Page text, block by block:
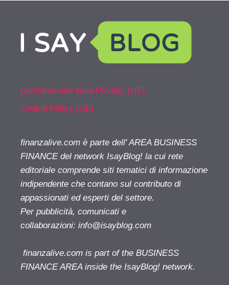
Dichiarazione sulla Privacy (UE)
Cookie Policy (UE)
finanzalive.com è parte dell' AREA BUSINESS
FINANCE del network IsayBlog! la cui rete
editoriale comprende siti tematici di informazione
indipendente che contano sul contributo di
appassionati ed esperti del settore.
Per pubblicità, comunicati e
collaborazioni: info@isayblog.com
finanzalive.com is part of the BUSINESS
FINANCE AREA inside the IsayBlog! network.